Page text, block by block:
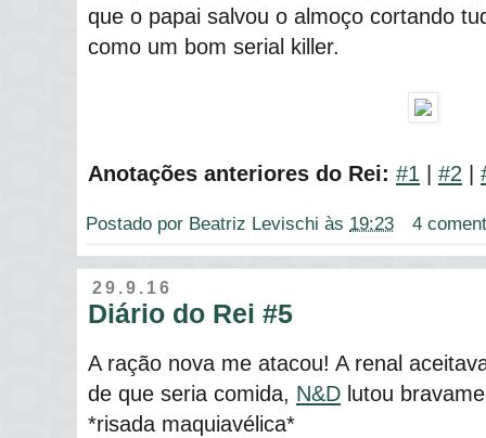
que o papai salvou o almoço cortando
como um bom serial killer.
Anotações anteriores do Rei: #1 | #2 |
Postado por Beatriz Levischi às 19:23 4
29.9.16
Diário do Rei #5
A ração nova me atacou! A renal
de que seria comida, N&D lutou
*risada maquiavélica*